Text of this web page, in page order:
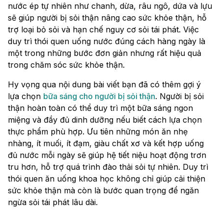
nước ép tự nhiên như chanh, dừa, râu ngô, dứa và lựu
sẽ giúp người bị sỏi thận nâng cao sức khỏe thận, hỗ
trợ loại bỏ sỏi và hạn chế nguy cơ sỏi tái phát. Việc
duy trì thói quen uống nước đúng cách hàng ngày là
một trong những bước đơn giản nhưng rất hiệu quả
trong chăm sóc sức khỏe thận.
Hy vọng qua nội dung bài viết bạn đã có thêm gợi ý
lựa chọn bữa sáng cho người bị sỏi thận​. Người bị sỏi
thận hoàn toàn có thể duy trì một bữa sáng ngon
miệng và đầy đủ dinh dưỡng nếu biết cách lựa chọn
thực phẩm phù hợp. Ưu tiên những món ăn nhẹ
nhàng, ít muối, ít đạm, giàu chất xơ và kết hợp uống
đủ nước mỗi ngày sẽ giúp hệ tiết niệu hoạt động trơn
tru hơn, hỗ trợ quá trình đào thải sỏi tự nhiên. Duy trì
thói quen ăn uống khoa học không chỉ giúp cải thiện
sức khỏe thận mà còn là bước quan trọng để ngăn
ngừa sỏi tái phát lâu dài.